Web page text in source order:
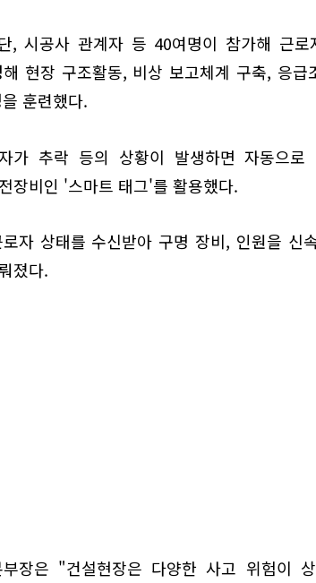
, 시공사 관계자 등 40여명이 참가해 근
현장 구조활동, 비상 보고체계 구축, 응급
훈련했다.
가 추락 등의 상황이 발생하면 자동으로
장비인 '스마트 태그'를 활용했다.
자 상태를 수신받아 구명 장비, 인원을 신
졌다.
장은 "건설현장은 다양한 사고 위험이